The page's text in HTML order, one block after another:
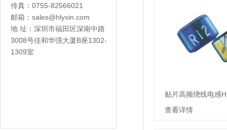
传真：0755-82566021
邮箱： sales@hlyxin.com
地 址：深圳市福田区深南中路
3008号佳和华强大厦B座1302-
1309室
贴片高频绕线电感
查看详情